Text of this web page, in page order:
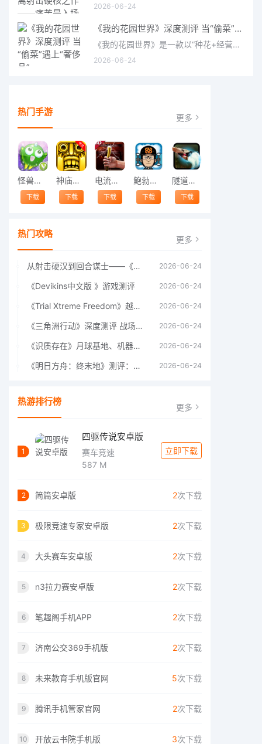
2026-06-24
《我的花园世界》深度测评 当“偷菜”遇上“奢侈品”
《我的花园世界》是一款以“种花+经营+社交”为核心的模拟经营类手游。游戏将玩家置于一个古风花园环境中，扮
2026-06-24
热门手游 更多
怪兽跳跃
下载
神庙逃亡中文版
下载
电流急急棒
下载
鲍勃的梦境
下载
隧道逃脱
下载
热门攻略 更多
从射击硬汉到回合谋士——《战争机器：战略版》如何演绎另一位猛男的传奇 2026-06-24
《Devikins中文版 》游戏测评 2026-06-24
《Trial Xtreme Freedom》越野摩托车测评总结 2026-06-24
《三角洲行动》深度测评 战场上的野心与裂痕 2026-06-24
《识质存在》月球基地、机器人女孩多年来最佳射击游戏 2026-06-24
《明日方舟：终末地》测评：于荒芜之中，重建文明 2026-06-24
热游排行榜 更多
1
四驱传说安卓版
赛车竞速
587 M
立即下载
2 简篇安卓版 2次下载
3 极限竞速专家安卓版 2次下载
4 大头赛车安卓版 2次下载
5 n3拉力赛安卓版 2次下载
6 笔趣阁手机APP 2次下载
7 济南公交369手机版 2次下载
8 未来教育手机版官网 5次下载
9 腾讯手机管家官网 2次下载
10 开放云书院手机版 3次下载